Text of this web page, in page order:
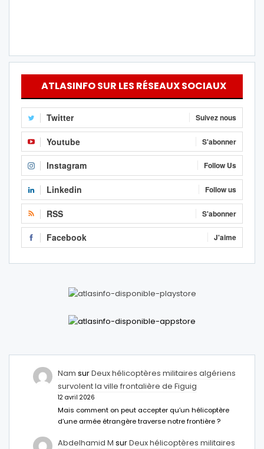
ATLASINFO SUR LES RÉSEAUX SOCIAUX
Twitter Suivez nous
Youtube S'abonner
Instagram Follow Us
Linkedin Follow us
RSS S'abonner
Facebook J'aime
Nam surDeux hélicoptères militaires algériens
survolent la ville frontalière de Figuig
12 avril 2026
Mais comment on peut accepter qu’un hélicoptère
d’une armée étrangère traverse notre frontière ?
Abdelhamid M surDeux hélicoptères militaires